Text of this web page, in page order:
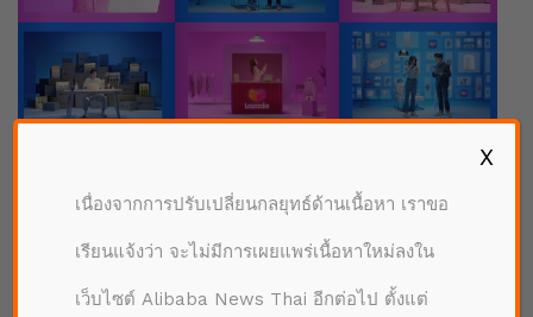
เนื่องจากการปรับเปลี่ยนกลยุทธ์ด้านเนื้อหา เราขอ
เรียนแจ้งว่า จะไม่มีการเผยแพร่เนื้อหาใหม่ลงใน
เว็บไซต์ Alibaba News Thai อีกต่อไป ตั้งแต่
X